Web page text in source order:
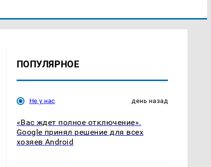
ПОПУЛЯРНОЕ
Не у нас день назад
«Вас ждет полное отключение».
Google принял решение для всех
хозяев Android